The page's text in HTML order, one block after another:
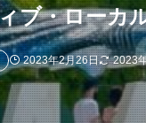
ブ・ローカ
2023年2月26日 2023